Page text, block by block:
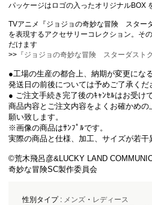
パッケージはロゴの入ったオリジナルBOX
TVアニメ『ジョジョの奇妙な冒険 スター
を表現するアクセサリーコレクション。そ
だけます
>> 『ジョジョの奇妙な冒険 スターダスト
●工場の生産の都合上、納期が変更にな
発送日の前後については予めご了承くだ
● ご注文手続き完了後のｷｬﾝｾﾙはお受け
商品内容とご注文内容をよくお確かめ
願い致します。
※画像の商品はｻﾝﾌﾟﾙです。
実際の商品と仕様、加工、サイズが若干
©荒木飛呂彦&LUCKY LAND
奇妙な冒険SC製作委員会
性別タイプ : メンズ・ レディース